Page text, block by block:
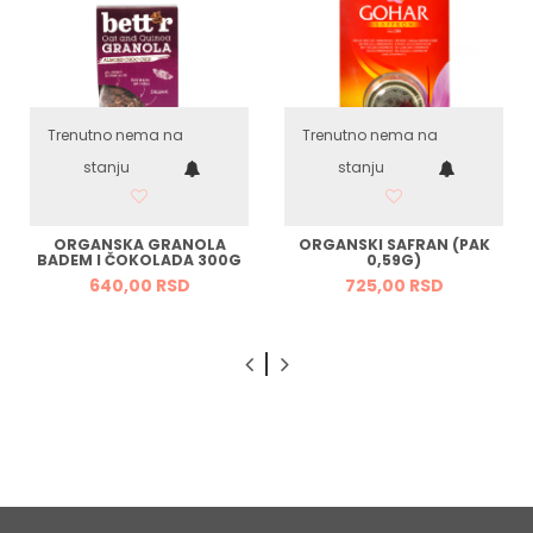
Trenutno nema na
stanju
ORGANSKA GRANOLA
BADEM I ČOKOLADA 300G
640,00 RSD
Trenutno nema na
stanju
ORGANSKI SAFRAN (PAK
0,59G)
725,00 RSD